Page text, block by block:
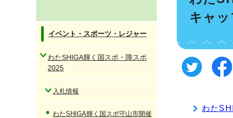
キャ
わた
イベント・スポーツ・レジャー
わたSHIGA輝く国スポ・障スポ
2025
入札情報
わたSHIGA輝く国スポ守山市開催